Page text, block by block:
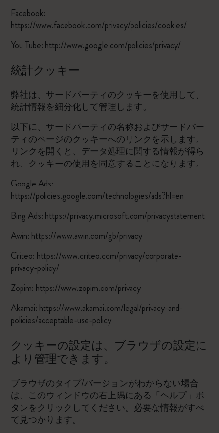
Facebook:
https://www.facebook.com/privacy/policies/cookies/
You Tube: http://www.google.com/policies/privacy/
統計クッキー
弊社は、サードパーティのクッキーを使用して、
統計情報を細分化して管理します。
以下に、サードパーティの名称およびサードパー
ティのページのクッキーへのリンクを示します。
リンクを開くと、データ処理に関する情報が得ら
れ、クッキーの使用を同意することになります。
Google Ads:
https://policies.google.com/technologies/ads?hl=en
Bing Ads: https://privacy.microsoft.com/privacystatement
Awin: https://www.awin.com/gb/privacy
Criteo: https://www.criteo.com/privacy/corporate-
privacy-policy/
Zopim: https://www.zopim.com/privacy
Akamai: https://www.akamai.com/legal/privacy-and-
policies/acceptable-use-policy
クッキーの設定は、ブラウザの設定に
より管理できます。
ブラウザのタイプ/バージョンがわからない場合
は、このウィンドウの右上隅にある「ヘルプ」ボ
タンをクリックしてください。必要な情報がすべ
て見つかります。